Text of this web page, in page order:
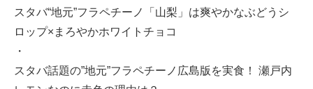
スタバ“地元”フラペチーノ「山梨」は爽やかなぶどうシ
ロップ×まろやかホワイトチョコ
・
スタバ話題の”地元”フラペチーノ広島版を実食！ 瀬戸内